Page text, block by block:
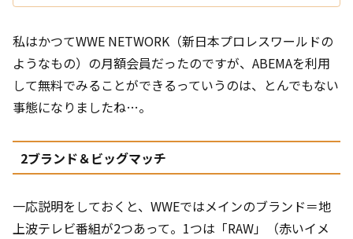
私はかつてWWE NETWORK（新日本プロレスワールドの
ようなもの）の月額会員だったのですが、ABEMAを利用
して無料でみることができるっていうのは、とんでもない
事態になりましたね…。
2ブランド＆ビッグマッチ
一応説明をしておくと、WWEではメインのブランド＝地
上波テレビ番組が2つあって。1つは「RAW」（赤いイメ